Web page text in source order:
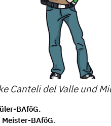
Canteli del Valle und
BAföG.
Meister-BAföG.